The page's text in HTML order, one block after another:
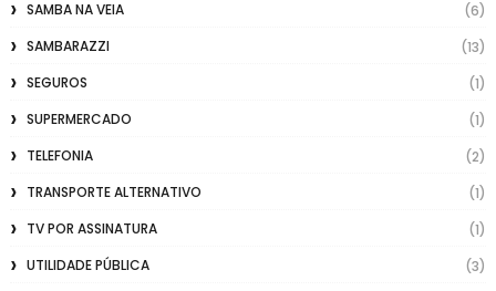
SAMBA NA VEIA
(6)
SAMBARAZZI
(13)
SEGUROS
(1)
SUPERMERCADO
(1)
TELEFONIA
(2)
TRANSPORTE ALTERNATIVO
(1)
TV POR ASSINATURA
(1)
UTILIDADE PÚBLICA
(3)